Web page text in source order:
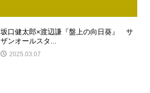
坂口健太郎×渡辺謙『盤上の向日葵』 サ
ザンオールスタ...
2025.03.07